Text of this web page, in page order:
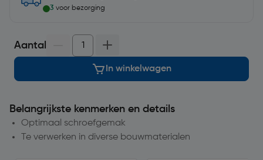
3 voor bezorging
Aantal
In winkelwagen
Belangrijkste kenmerken en details
Optimaal schroefgemak
Te verwerken in diverse bouwmaterialen